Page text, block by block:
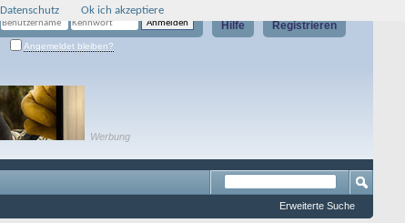
Registrieren
Hilfe
Angemeldet bleiben?
Werbung
Erweiterte Suche
Ok ich akzeptiere